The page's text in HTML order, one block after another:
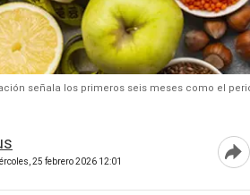
señala los primeros seis meses como el
25 febrero 2026 12:01